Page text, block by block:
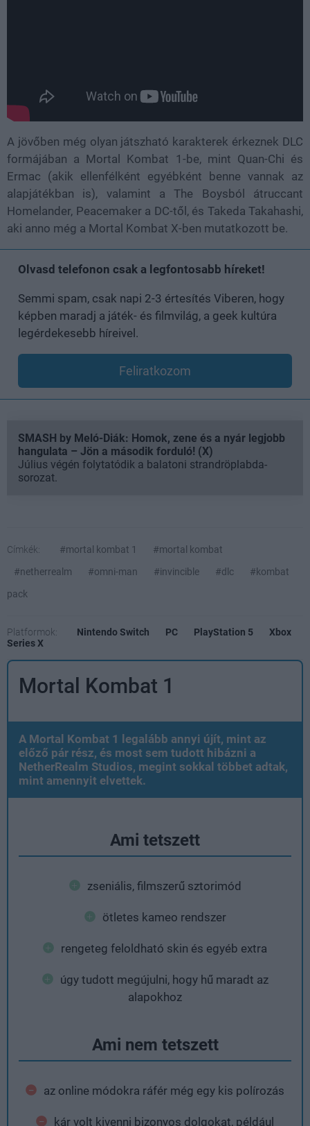
A jövőben még olyan játszható karakterek érkeznek DLC
formájában a Mortal Kombat 1-be, mint Quan-Chi és
Ermac (akik ellenfélként egyébként benne vannak az
alapjátékban is), valamint a The Boysból átruccant
Homelander, Peacemaker a DC-től, és Takeda Takahashi,
aki anno még a Mortal Kombat X-ben mutatkozott be.
Olvasd telefonon csak a legfontosabb híreket!
Semmi spam, csak napi 2-3 értesítés Viberen, hogy
képben maradj a játék- és filmvilág, a geek kultúra
legérdekesebb híreivel.
Feliratkozom
SMASH by Meló-Diák: Homok, zene és a nyár legjobb
hangulata – Jön a második forduló! (X)
Július végén folytatódik a balatoni strandröplabda-
sorozat.
Címkék: #mortal kombat 1
#mortal kombat
#netherrealm
#omni-man #invincible #dlc
#kombat
pack
Platformok: Nintendo Switch PC PlayStation 5
Xbox
Series X
Mortal Kombat 1
A Mortal Kombat 1 legalább annyi újít, mint az
előző pár rész, és most sem tudott hibázni a
NetherRealm Studios, megint sokkal többet adtak,
mint amennyit elvettek.
Ami tetszett
zseniális, filmszerű sztorimód
ötletes kameo rendszer
rengeteg feloldható skin és egyéb extra
úgy tudott megújulni, hogy hű maradt az
alapokhoz
Ami nem tetszett
az online módokra ráfér még egy kis polírozás
kár volt kivenni bizonyos dolgokat, például